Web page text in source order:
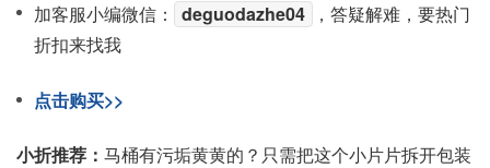
加客服小编微信：
deguodazhe04
，答疑解难，要热门
折扣来找我
点击购买>>
小折推荐： 马桶有污垢黄黄的？只需把这个小片片拆开包装